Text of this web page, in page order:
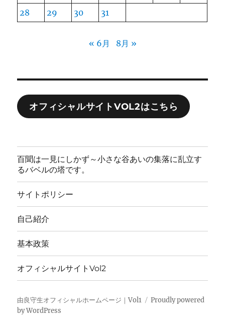
28
29 30 31
« 6月 8月 »
オフィシャルサイトVOL2はこちら
百聞は一見にしかず～小さな谷あいの集落に乱立す
るバベルの塔です。
サイトポリシー
自己紹介
基本政策
オフィシャルサイトVol2
由良守生オフィシャルホームページ｜Vol1
Proudly powered
by WordPress